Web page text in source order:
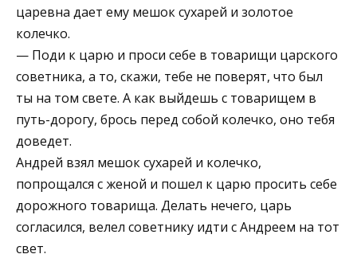
царевна дает ему мешок сухарей и золотое
колечко.
— Поди к царю и проси себе в товарищи царского
советника, а то, скажи, тебе не поверят, что был
ты на том свете. А как выйдешь с товарищем в
путь-дорогу, брось перед собой колечко, оно тебя
доведет.
Андрей взял мешок сухарей и колечко,
попрощался с женой и пошел к царю просить себе
дорожного товарища. Делать нечего, царь
согласился, велел советнику идти с Андреем на тот
свет.